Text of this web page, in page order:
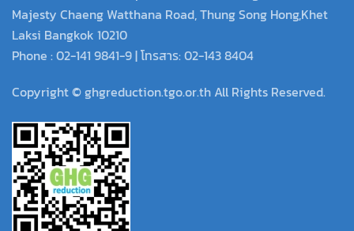
Majesty Chaeng Watthana Road, Thung Song Hong,Khet
Laksi Bangkok 10210
Phone : 02-141 9841-9 | โทรสาร: 02-143 8404
Copyright © ghgreduction.tgo.or.th All Rights Reserved.